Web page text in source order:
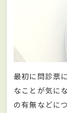
最初に問診票
なことが気に
の有無などに